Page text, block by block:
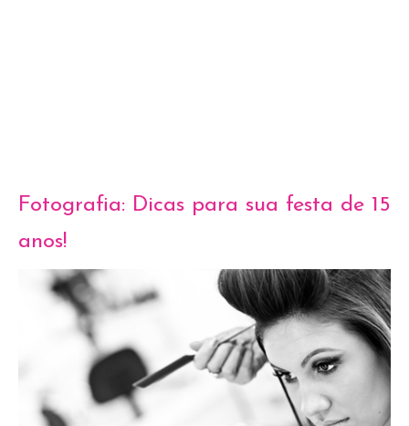
Fotografia: Dicas para sua festa de 15
anos!